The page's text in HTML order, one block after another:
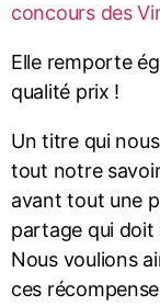
concours des
Elle remporte
qualité prix !
Un titre qui
tout notre
avant tout une
partage qui doit
Nous voulions
ces